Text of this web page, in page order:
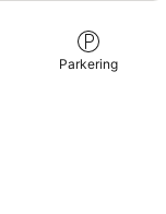
Parkering